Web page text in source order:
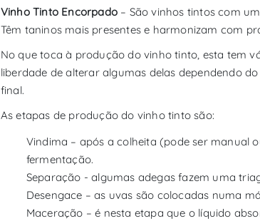
Vinho Tinto Encorpado – São vinhos tintos com
Têm taninos mais presentes e harmonizam com
No que toca à produção do vinho tinto, esta tem
liberdade de alterar algumas delas dependendo
final.
As etapas de produção do vinho tinto são:
Vindima – após a colheita (pode ser manual
fermentação.
Separação - algumas adegas fazem uma
Desengace – as uvas são colocadas numa
Maceração – é nesta etapa que o líquido